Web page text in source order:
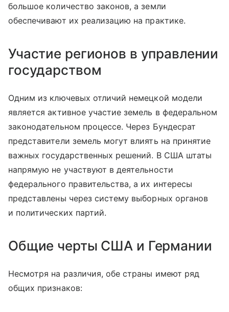
большое количество законов, а земли
обеспечивают их реализацию на практике.
Участие регионов в управлении
государством
Одним из ключевых отличий немецкой модели
является активное участие земель в федеральном
законодательном процессе. Через Бундесрат
представители земель могут влиять на принятие
важных государственных решений. В США штаты
напрямую не участвуют в деятельности
федерального правительства, а их интересы
представлены через систему выборных органов
и политических партий.
Общие черты США и Германии
Несмотря на различия, обе страны имеют ряд
общих признаков: